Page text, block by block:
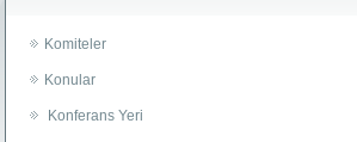
Komiteler
Konular
Konferans Yeri